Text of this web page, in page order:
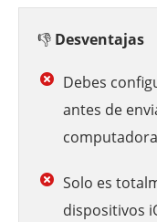
👎 Desventajas
Debes
antes de
Solo es
dispositivos